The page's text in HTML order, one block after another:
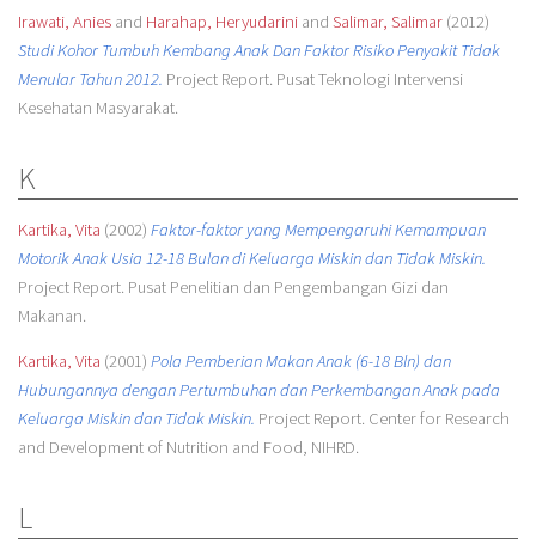
Irawati, Aniesand Harahap, Heryudariniand Salimar, Salimar(2012)
Studi Kohor Tumbuh Kembang Anak Dan Faktor Risiko Penyakit Tidak
Menular Tahun 2012. Project Report. Pusat Teknologi Intervensi
Kesehatan Masyarakat.
K
Kartika, Vita (2002) Faktor-faktor yang Mempengaruhi Kemampuan
Motorik Anak Usia 12-18 Bulan di Keluarga Miskin dan Tidak Miskin.
Project Report. Pusat Penelitian dan Pengembangan Gizi dan
Makanan.
Kartika, Vita (2001) Pola Pemberian Makan Anak (6-18 Bln) dan
Hubungannya dengan Pertumbuhan dan Perkembangan Anak pada
Keluarga Miskin dan Tidak Miskin. Project Report. Center for Research
and Development of Nutrition and Food, NIHRD.
L